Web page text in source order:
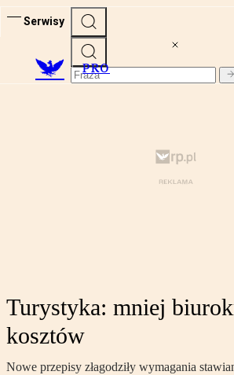
Serwisy
PRO
Turystyka: mniej
kosztów
Nowe przepisy złagodziły wymagania